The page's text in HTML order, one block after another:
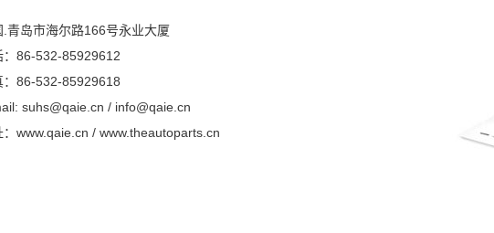
.青岛市海尔路166号永业大厦
：86-532-85929612
：86-532-85929618
suhs@qaie.cn / info@qaie.cn
www.qaie.cn / www.theautoparts.cn